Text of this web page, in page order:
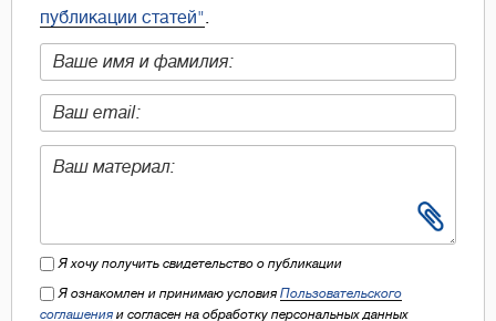
публикации статей".
Я хочу получить свидетельство о публикации
Я ознакомлен и принимаю условия Пользовательского
соглашения и согласен на обработку персональных данных